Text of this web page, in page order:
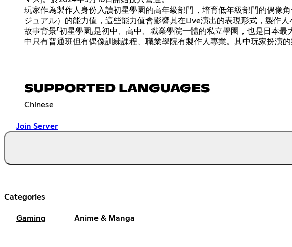
玩家作為製作人身份入讀初星學園的高年級部門，培育低年級部門的偶像
ジュアル）的能力值，這些能力值會影響其在Live演出的表現形式，製作
故事背景「初星學園」是初中、高中、職業學院一體的私立學園，也是日
中只有普通班但有偶像訓練課程、職業學院有製作人專業。其中玩家扮演的
SUPPORTED LANGUAGES
Chinese
Join Server
Categories
Gaming Anime & Manga